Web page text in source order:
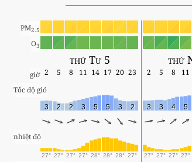
PM2.5
O3
thứ Tư 5 thứ
giờ 2 5 8 11 14 17 20 23 2 5 8 11
Tốc độ gió
3 2 2 3 5 5 3 2 3 3 4 5
nhiệt độ
27° 27° 27° 27° 28° 28° 28° 27° 27° 27° 27° 27°